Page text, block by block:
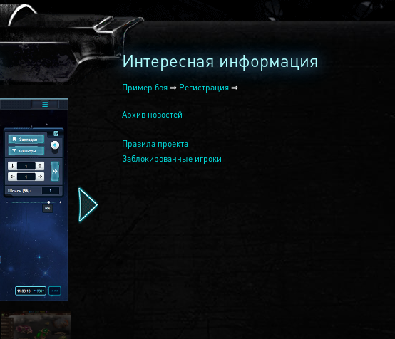
Интересная информация
Пример боя ⇒ Регистрация ⇒
Архив новостей
Правила проекта
Заблокированные игроки